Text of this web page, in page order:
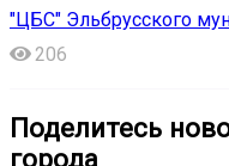
"ЦБС" Эльбрусского
206
Поделитесь
города